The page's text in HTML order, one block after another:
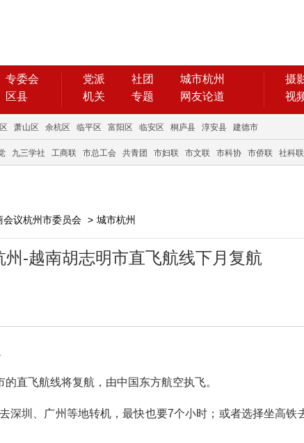
专委会
区县
党派 社团
城市杭州
机关
专题 网友论道
摄
视
萧山区 余杭区 临平区 富阳区 临安区 桐庐县 淳安县 建德市
九三学社 工商联 市总工会 共青团 市妇联 市文联 市科协 市侨联 社科联
会议杭州市委员会 > 城市杭州
州-越南胡志明市直飞航线下月复航
直飞航线将复航，由中国东方航空执飞。
深圳、广州等地转机，最快也要7个小时；或者选择坐高铁